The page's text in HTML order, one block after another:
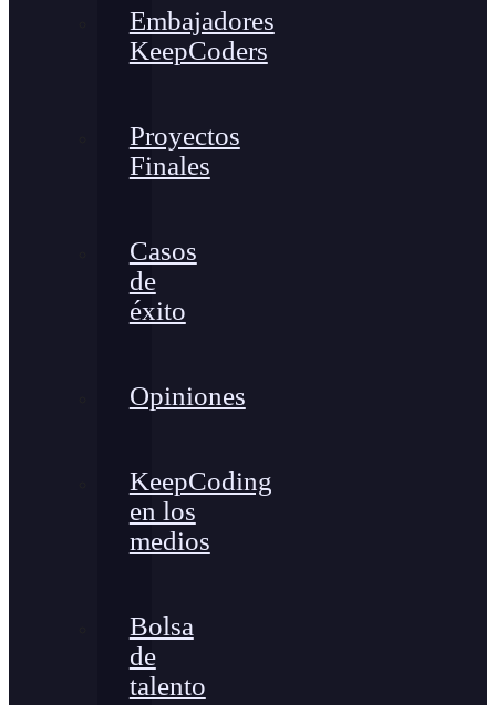
Embajadores
KeepCoders
Proyectos
Finales
Casos
de
éxito
Opiniones
KeepCoding
en los
medios
Bolsa
de
talento